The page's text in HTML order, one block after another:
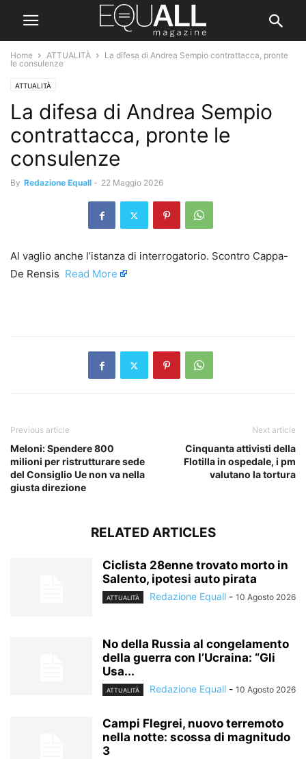
Home ATTUALITÀ
La difesa di Andrea Sempio contrattacca, pronte
le consulenze
ATTUALITÀ
La difesa di Andrea Sempio
contrattacca, pronte le
consulenze
By Redazione Equall - 22 Maggio 2026
Al vaglio anche l’istanza di interrogatorio. Scontro Cappa-
De Rensis ​ Read More
Previous article
Meloni: Spendere 800
milioni per ristrutturare sede
del Consiglio Ue non va nella
giusta direzione
Next article
Cinquanta attivisti della
Flotilla in ospedale, i pm
valutano la tortura
RELATED ARTICLES
Ciclista 28enne trovato morto in
Salento, ipotesi auto pirata
ATTUALITÀ Redazione Equall - 10 Agosto 2026
No della Russia al congelamento
della guerra con l’Ucraina: “Gli
Usa...
ATTUALITÀ Redazione Equall - 10 Agosto 2026
Campi Flegrei, nuovo terremoto
nella notte: scossa di magnitudo
3